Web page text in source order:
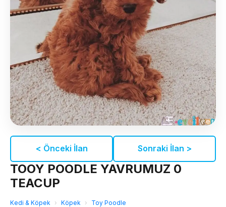
< Önceki İlan Sonraki İlan >
TOOY POODLE YAVRUMUZ 0
TEACUP
Kedi & Köpek › Köpek › Toy Poodle